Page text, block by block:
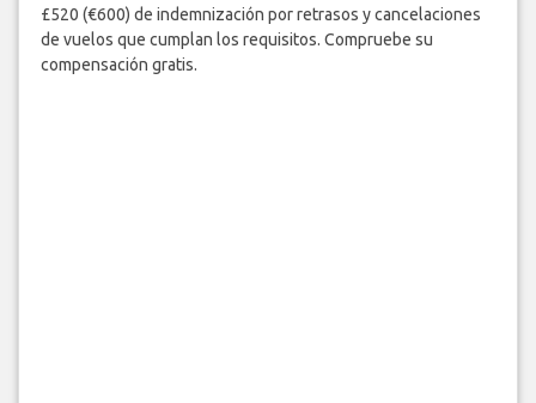
£520 (€600) de indemnización por retrasos y cancelaciones
de vuelos que cumplan los requisitos. Compruebe su
compensación gratis.